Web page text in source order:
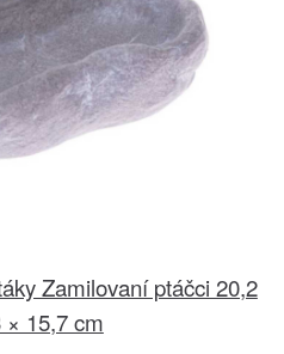
Zamilovaní ptáčci 20,2
× 15,7 cm